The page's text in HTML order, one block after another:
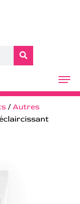
/ Autres